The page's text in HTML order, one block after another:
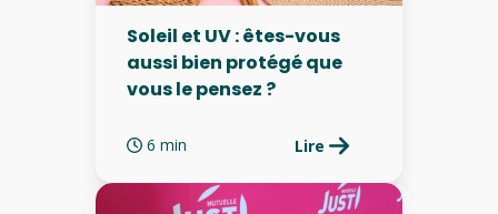
Soleil et UV : êtes-vous
aussi bien protégé que
vous le pensez ?
6 min Lire